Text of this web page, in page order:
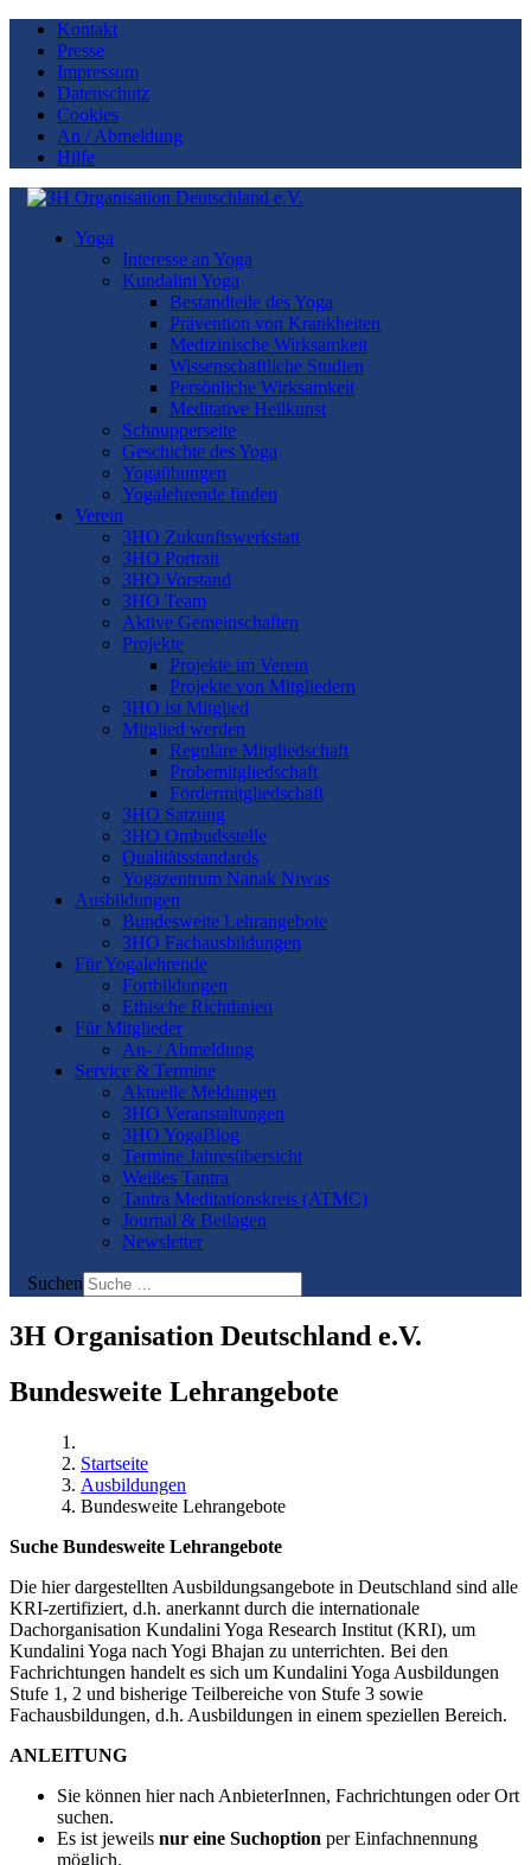
Kontakt
Presse
Impressum
Datenschutz
Cookies
An / Abmeldung
Hilfe
Yoga
Interesse an Yoga
Kundalini Yoga
Bestandteile des Yoga
Prävention von Krankheiten
Medizinische Wirksamkeit
Wissenschaftliche Studien
Persönliche Wirksamkeit
Meditative Heilkunst
Schnupperseite
Geschichte des Yoga
Yogaübungen
Yogalehrende finden
Verein
3HO Zukunftswerkstatt
3HO Portrait
3HO Vorstand
3HO Team
Aktive Gemeinschaften
Projekte
Projekte im Verein
Projekte von Mitgliedern
3HO ist Mitglied
Mitglied werden
Reguläre Mitgliedschaft
Probemitgliedschaft
Fördermitgliedschaft
3HO Satzung
3HO Ombudsstelle
Qualitätsstandards
Yogazentrum Nanak Niwas
Ausbildungen
Bundesweite Lehrangebote
3HO Fachausbildungen
Für Yogalehrende
Fortbildungen
Ethische Richtlinien
Für Mitglieder
An- / Abmeldung
Service & Termine
Aktuelle Meldungen
3HO Veranstaltungen
3HO YogaBlog
Termine Jahresübersicht
Weißes Tantra
Tantra Meditationskreis (ATMC)
Journal & Beilagen
Newsletter
Suchen
3H Organisation Deutschland e.V.
Bundesweite Lehrangebote
Startseite
Ausbildungen
Bundesweite Lehrangebote
Suche Bundesweite Lehrangebote
Die hier dargestellten Ausbildungsangebote in Deutschland sind alle
KRI-zertifiziert, d.h. anerkannt durch die internationale
Dachorganisation Kundalini Yoga Research Institut (KRI), um
Kundalini Yoga nach Yogi Bhajan zu unterrichten. Bei den
Fachrichtungen handelt es sich um Kundalini Yoga Ausbildungen
Stufe 1, 2 und bisherige Teilbereiche von Stufe 3 sowie
Fachausbildungen, d.h. Ausbildungen in einem speziellen Bereich.
ANLEITUNG
Sie können hier nach AnbieterInnen, Fachrichtungen oder Ort
suchen.
Es ist jeweils nur eine Suchoption per Einfachnennung
möglich.